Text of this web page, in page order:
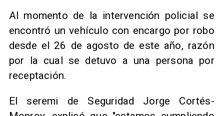
​Al momento de la intervención policial se
encontró un vehículo con encargo por robo
desde el 26 de agosto de este año, razón
por la cual se detuvo a una persona por
receptación.
​El seremi de Seguridad Jorge Cortés-